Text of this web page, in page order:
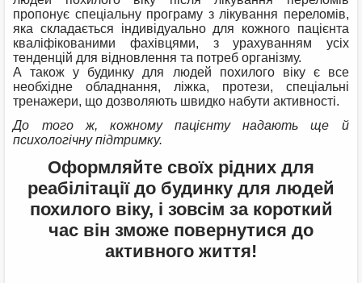
пропонує спеціальну програму з лікування переломів,
яка складається індивідуально для кожного пацієнта
кваліфікованими фахівцями, з урахуванням усіх
тенденцій для відновлення та потреб організму.
А також у будинку для людей похилого віку є все
необхідне обладнання, ліжка, протези, спеціальні
тренажери, що дозволяють швидко набути активності.
До того ж, кожному пацієнту надають ще й
психологічну підтримку.
Оформляйте своїх рідних для
реабілітації до будинку для людей
похилого віку, і зовсім за короткий
час він зможе повернутися до
активного життя!